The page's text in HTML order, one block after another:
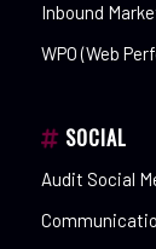
Inbound
WPO (Web
SOCIAL
Audit Social